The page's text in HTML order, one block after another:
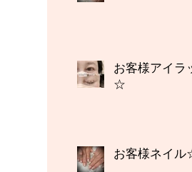
お客様アイラ
☆
お客様ネイ